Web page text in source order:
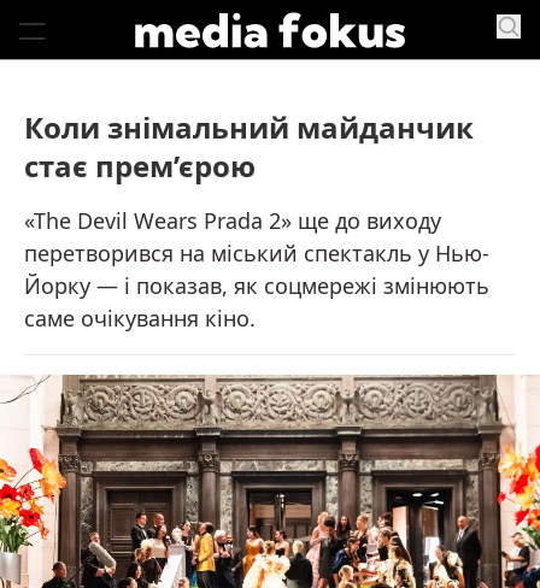
Коли знімальний майданчик
стає прем’єрою
«The Devil Wears Prada 2» ще до виходу
перетворився на міський спектакль у Нью-
Йорку — і показав, як соцмережі змінюють
саме очікування кіно.